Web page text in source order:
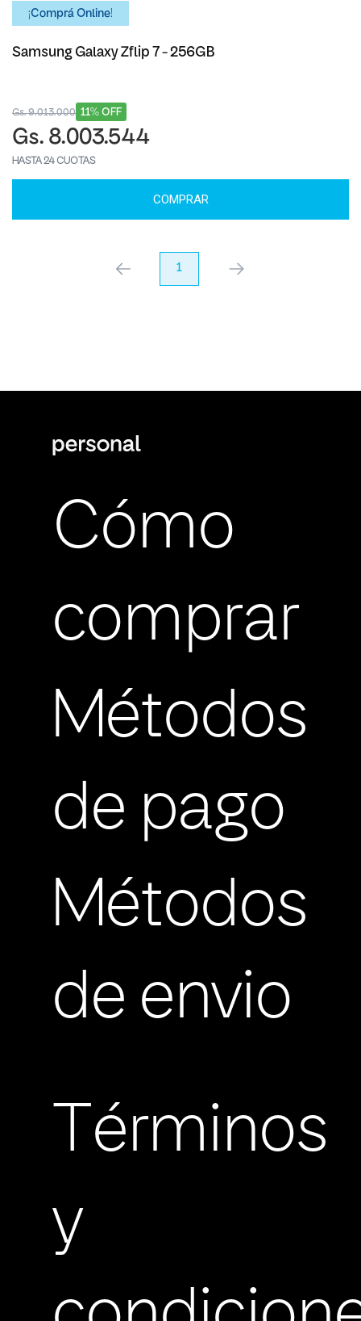
¡Comprá Online!
Samsung Galaxy Zflip 7 - 256GB
11% OFF
Gs. 9.013.000
Gs. 8.003.544
HASTA 24 CUOTAS
COMPRAR
anterior 1 próximo
Cómo
comprar
Métodos
de pago
Métodos
de envio
Términos
y